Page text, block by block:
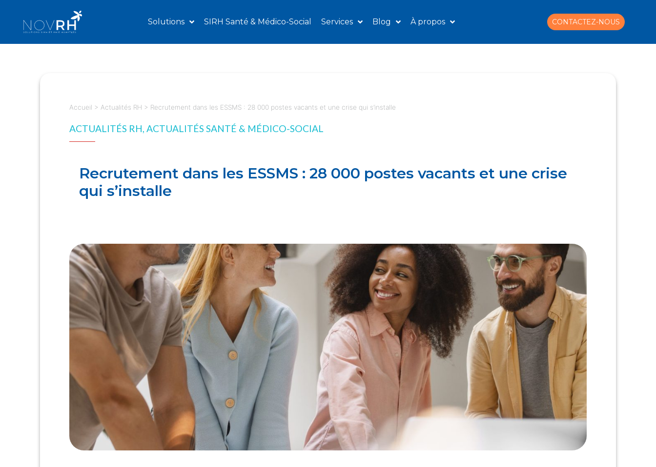
Solutions SIRH Santé & Médico-Social Services Blog À propos CONTACTEZ-NOUS
Accueil > Actualités RH > Recrutement dans les ESSMS : 28 000 postes vacants et une crise qui s’installe
ACTUALITÉS RH, ACTUALITÉS SANTÉ & MÉDICO-SOCIAL
Recrutement dans les ESSMS : 28 000 postes vacants et une crise
qui s’installe